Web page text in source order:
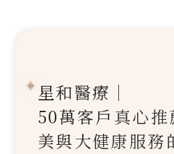
星和醫療｜
50萬客戶真心推
美與大健康服務